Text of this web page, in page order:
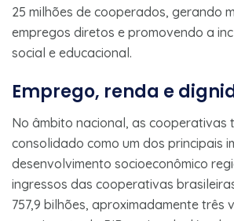
25 milhões de cooperados, gerando
empregos diretos e promovendo a
social e educacional.
Emprego, renda e
No âmbito nacional, as cooperativas
consolidado como um dos principais
desenvolvimento socioeconômico
ingressos das cooperativas
757,9 bilhões, aproximadamente três